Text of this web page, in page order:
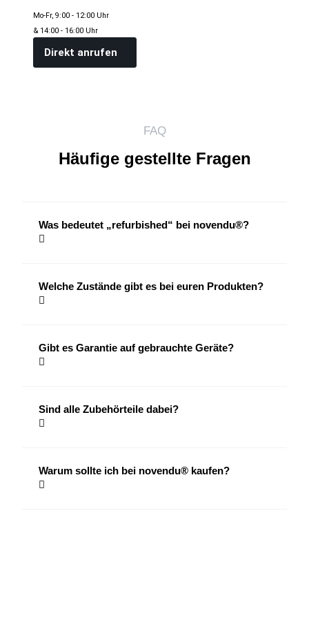
Mo-Fr, 9:00 - 12:00 Uhr
& 14:00 - 16:00 Uhr
Direkt anrufen
FAQ
Häufige gestellte Fragen
Was bedeutet „refurbished“ bei novendu®?
Welche Zustände gibt es bei euren Produkten?
Gibt es Garantie auf gebrauchte Geräte?
Sind alle Zubehörteile dabei?
Warum sollte ich bei novendu® kaufen?